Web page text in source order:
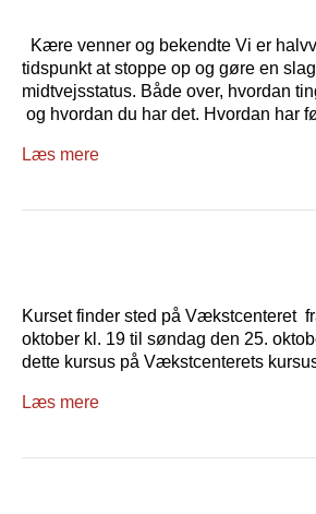
Kære venner og bekendte Vi er
tidspunkt at stoppe op og gøre en
midtvejsstatus. Både over, hvordan
og hvordan du har det. Hvordan har
Læs mere
Kurset finder sted på Vækstcenteret
oktober kl. 19 til søndag den 25.
dette kursus på Vækstcenterets
Læs mere